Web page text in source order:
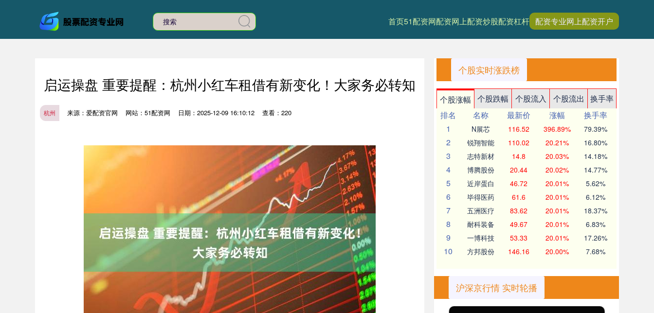
首页51配资网配资网上配资炒股配资杠杆 配资专业网上配资开户
启运操盘 重要提醒：杭州小红车租借有新变化！大家务必转知
杭州 来源：爱配资官网 网站：51配资网 日期：2025-12-09 16:10:12 查看：220
个股实时涨跌榜
个股涨幅 个股跌幅 个股流入 个股流出
换手率
排名
名称 最新价 涨幅
换手率
1
N展芯 116.52 396.89% 79.39%
2 锐翔智能 110.02 20.21% 16.80%
3 志特新材 14.8 20.03% 14.18%
4 博腾股份 20.44 20.02% 14.77%
5 近岸蛋白 46.72 20.01% 5.62%
6 毕得医药 61.6 20.01% 6.12%
7 五洲医疗 83.62 20.01% 18.37%
8 耐科装备 49.67 20.01% 6.83%
9 一博科技 53.33 20.01% 17.26%
10 方邦股份 146.16 20.00% 7.68%
沪深京行情 实时轮播